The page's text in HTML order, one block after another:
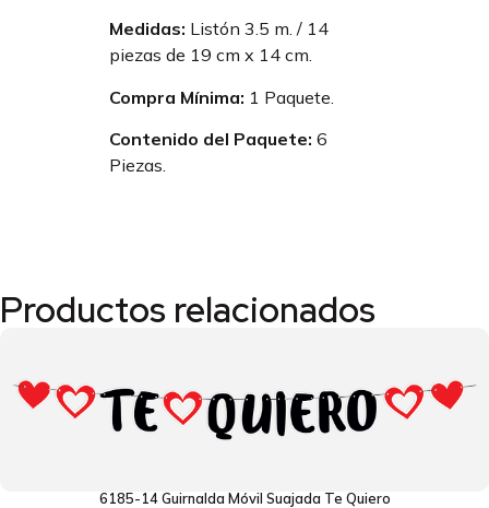
Medidas: Listón 3.5 m. / 14
piezas de 19 cm x 14 cm.
Compra Mínima: 1 Paquete.
Contenido del Paquete: 6
Piezas.
Productos relacionados
6185-14 Guirnalda Móvil Suajada Te Quiero